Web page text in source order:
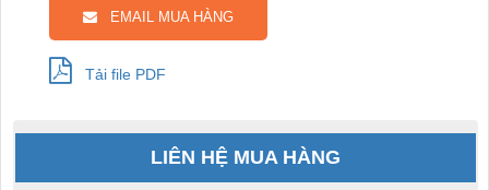
EMAIL MUA HÀNG
Tải file PDF
LIÊN HỆ MUA HÀNG